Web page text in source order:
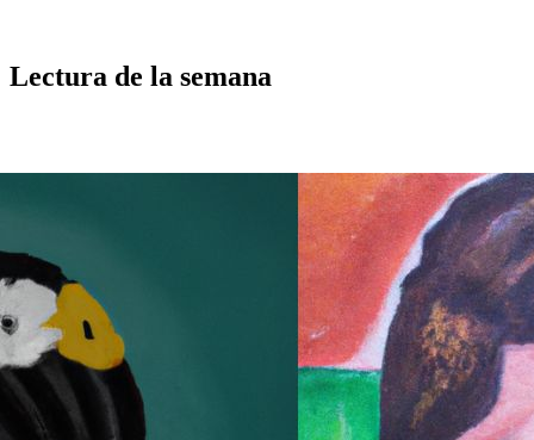
Lectura de la semana